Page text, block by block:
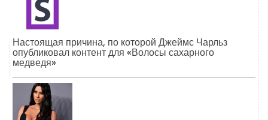
Настоящая причина, по которой Джеймс Чарльз
опубликовал контент для «Волосы сахарного
медведя»